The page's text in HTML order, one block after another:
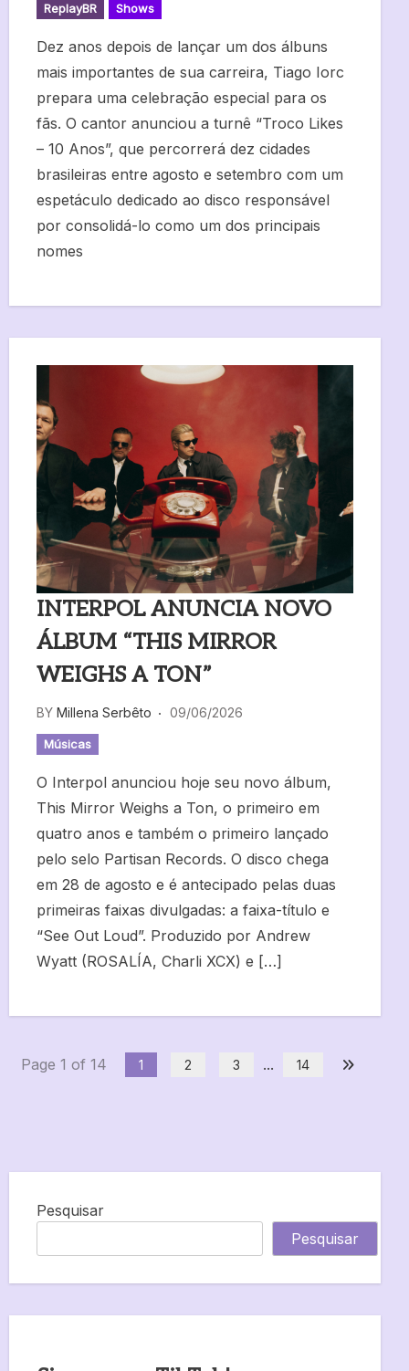
ReplayBR Shows
Dez anos depois de lançar um dos álbuns
mais importantes de sua carreira, Tiago Iorc
prepara uma celebração especial para os
fãs. O cantor anunciou a turnê “Troco Likes
– 10 Anos”, que percorrerá dez cidades
brasileiras entre agosto e setembro com um
espetáculo dedicado ao disco responsável
por consolidá-lo como um dos principais
nomes
INTERPOL ANUNCIA NOVO
ÁLBUM “THIS MIRROR
WEIGHS A TON”
BY Millena Serbêto 09/06/2026
Músicas
O Interpol anunciou hoje seu novo álbum,
This Mirror Weighs a Ton, o primeiro em
quatro anos e também o primeiro lançado
pelo selo Partisan Records. O disco chega
em 28 de agosto e é antecipado pelas duas
primeiras faixas divulgadas: a faixa-título e
“See Out Loud”. Produzido por Andrew
Wyatt (ROSALÍA, Charli XCX) e […]
Page 1 of 14 1 2 3 ... 14
Pesquisar
Pesquisar